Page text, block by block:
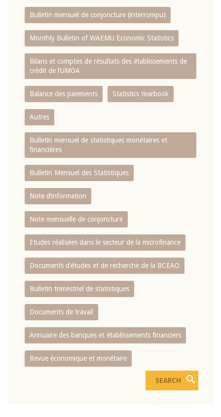
Bulletin mensuel de conjoncture (interrompu)
Monthly Bulletin of WAEMU Economic Statistics
Bilans et comptes de résultats des établissements de
crédit de l‘UMOA
Balance des paiements Statistics Yearbook
Autres
Bulletin mensuel de statistiques monétaires et
financières
Bulletin Mensuel des Statistiques
Note d’information
Note mensuelle de conjoncture
Etudes réalisées dans le secteur de la microfinance
Documents d’études et de recherche de la BCEAO
Bulletin trimestriel de statistiques
Documents de travail
Annuaire des banques et établissements financiers
Revue économique et monétaire